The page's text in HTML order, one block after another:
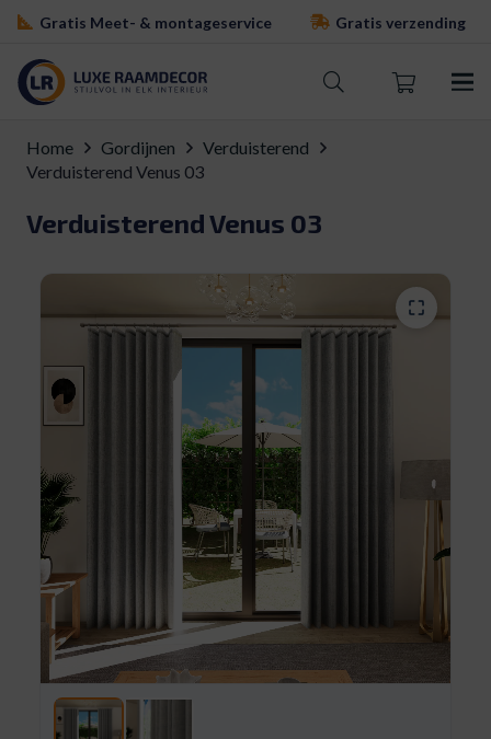
Gratis Meet- & montageservice Gratis verzending
Home Gordijnen
Verduisterend
Verduisterend Venus 03
Verduisterend Venus 03
Levertijd: 15-20 werkdagen